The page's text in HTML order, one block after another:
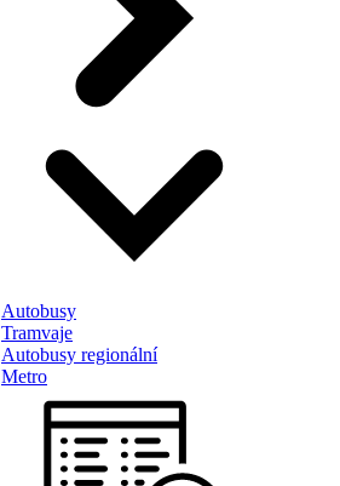
Autobusy
Tramvaje
Autobusy regionální
Metro